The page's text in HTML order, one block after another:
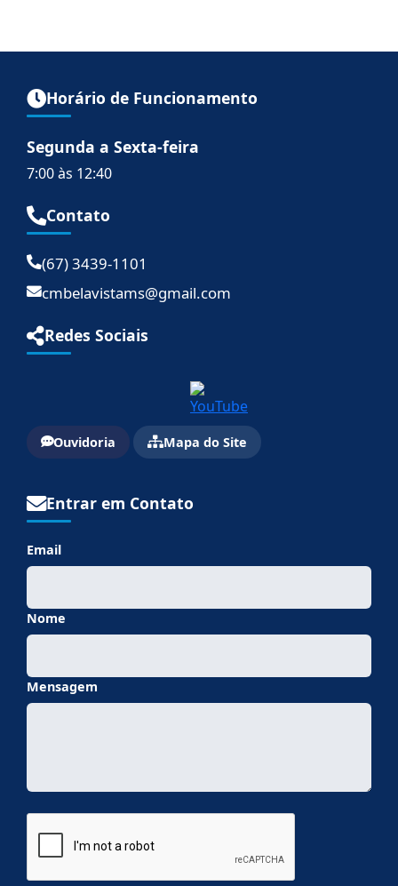
Horário de Funcionamento
Segunda a Sexta-feira
7:00 às 12:40
Contato
(67) 3439-1101
cmbelavistams@gmail.com
Redes Sociais
Ouvidoria Mapa do Site
Entrar em Contato
Email
Nome
Mensagem